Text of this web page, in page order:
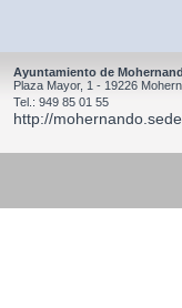
Ayuntamiento de
Plaza Mayor, 1 - 19226
Tel.: 949 85 01 55
http://